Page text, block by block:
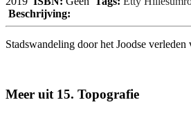
Beschrijving:
Stadswandeling door het Joodse
Meer uit 15. Topografie